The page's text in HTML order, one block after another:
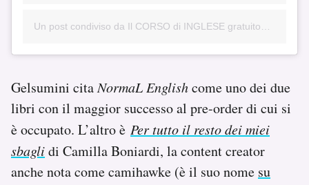
Gelsumini citaNormaL Englishcome uno dei due
libri con il maggior successo al pre-order di cui si
è occupato. L’altro è Per tutto il resto dei miei
sbaglidi Camilla Boniardi, la content creator
anche nota come camihawke (è il suo nome su